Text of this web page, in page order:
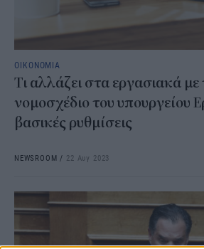
ΟΙΚΟΝΟΜΙΑ
Τι αλλάζει στα εργασιακά με
νομοσχέδιο του υπουργείου
βασικές ρυθμίσεις
NEWSROOM / 22 Αυγ 2023